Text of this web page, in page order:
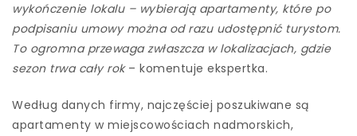
wykończenie lokalu – wybierają apartamenty, które po
podpisaniu umowy można od razu udostępnić turystom.
To ogromna przewaga zwłaszcza w lokalizacjach, gdzie
sezon trwa cały rok– komentuje ekspertka.
Według danych firmy, najczęściej poszukiwane są
apartamenty w miejscowościach nadmorskich,